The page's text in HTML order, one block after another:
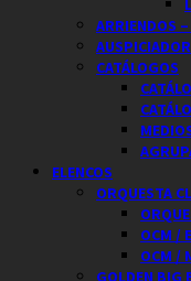
ARRIENDOS
CATÁLOGOS
ELENCOS
ORQUESTA
OCM /
OCM /
GOLDEN BIG